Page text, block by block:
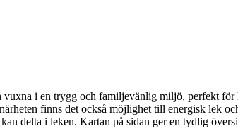
i en trygg och familjevänlig miljö, perfekt för
finns det också möjlighet till energisk lek
delta i leken. Kartan på sidan ger en tydlig